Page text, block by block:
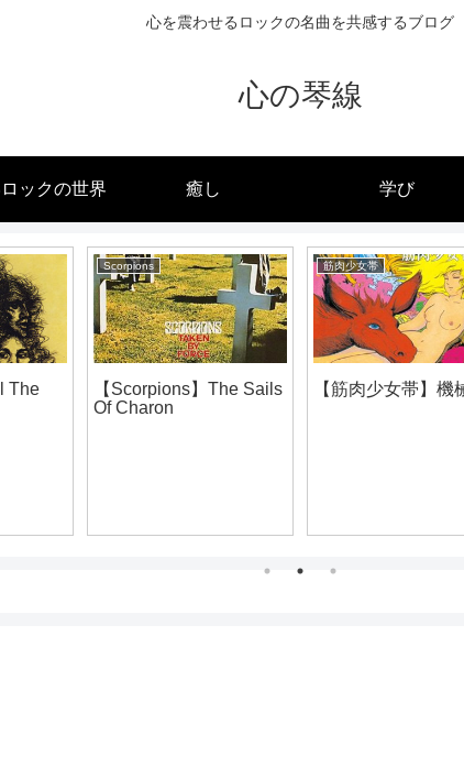
心を震わせるロックの名曲を共感するブログ
心の琴線
ックの世界 癒し 学び
The
Scorpions
【Scorpions】The Sails
Of Charon
筋肉少女帯
【筋肉少女帯】機